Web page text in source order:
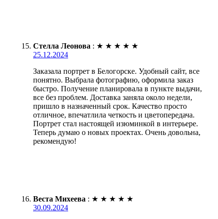
Стелла Леонова : ★ ★ ★ ★ ★
25.12.2024
Заказала портрет в Белогорске. Удобный сайт, все
понятно. Выбрала фотографию, оформила заказ
быстро. Получение планировала в пункте выдачи,
все без проблем. Доставка заняла около недели,
пришло в назначенный срок. Качество просто
отличное, впечатлила четкость и цветопередача.
Портрет стал настоящей изюминкой в интерьере.
Теперь думаю о новых проектах. Очень довольна,
рекомендую!
Веста Михеева : ★ ★ ★ ★ ★
30.09.2024